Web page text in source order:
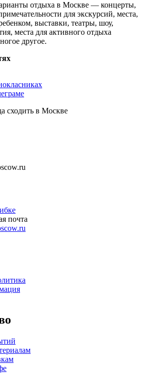
отдыха в Москве — концерты,
для экскурсий, места,
выставки, театры, шоу,
места для активного отдыха
другое.
в Москве
почта